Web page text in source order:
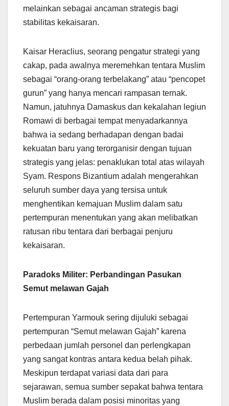
melainkan sebagai ancaman strategis bagi
stabilitas kekaisaran.
Kaisar Heraclius, seorang pengatur strategi yang
cakap, pada awalnya meremehkan tentara Muslim
sebagai “orang-orang terbelakang” atau “pencopet
gurun” yang hanya mencari rampasan ternak.
Namun, jatuhnya Damaskus dan kekalahan legiun
Romawi di berbagai tempat menyadarkannya
bahwa ia sedang berhadapan dengan badai
kekuatan baru yang terorganisir dengan tujuan
strategis yang jelas: penaklukan total atas wilayah
Syam. Respons Bizantium adalah mengerahkan
seluruh sumber daya yang tersisa untuk
menghentikan kemajuan Muslim dalam satu
pertempuran menentukan yang akan melibatkan
ratusan ribu tentara dari berbagai penjuru
kekaisaran.
Paradoks Militer: Perbandingan Pasukan
Semut melawan Gajah
Pertempuran Yarmouk sering dijuluki sebagai
pertempuran “Semut melawan Gajah” karena
perbedaan jumlah personel dan perlengkapan
yang sangat kontras antara kedua belah pihak.
Meskipun terdapat variasi data dari para
sejarawan, semua sumber sepakat bahwa tentara
Muslim berada dalam posisi minoritas yang